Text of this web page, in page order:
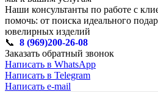
Наши консультанты по работе с
помочь: от поиска идеального
ювелирных изделий
📞 8 (969)200-26-08
Заказать обратный звонок
Написать в WhatsApp
Написать в Telegram
Написать e-mail